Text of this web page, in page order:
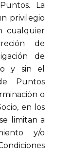
La
privilegio
cualquier
de
de
y sin el
Puntos
o
en los
limitan a
y/o